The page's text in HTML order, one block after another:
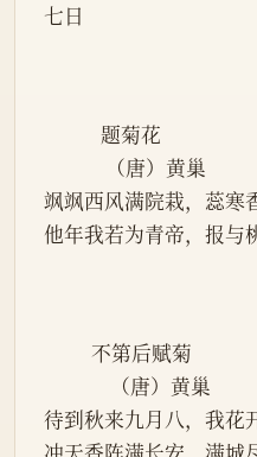
七日
            题菊花
             （唐）黄巢
飒飒西风满院栽，蕊寒
他年我若为青帝，报与
          不第后赋菊
              （唐）黄巢
待到秋来九月八，我花